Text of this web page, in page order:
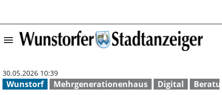
menu Digital Café
Wunstorf Mehrgenerationenhaus Digital
30.05.2026 10:39